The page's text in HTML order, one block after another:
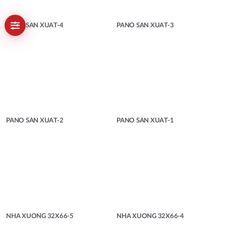
PANO SAN XUAT-4 PANO SAN XUAT-3
PANO SAN XUAT-2 PANO SAN XUAT-1
NHA XUONG 32X66-5 NHA XUONG 32X66-4